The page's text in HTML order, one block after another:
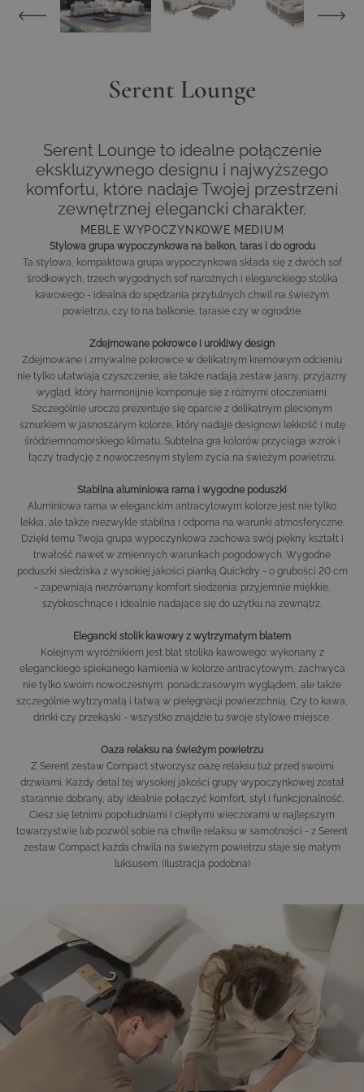
Serent Lounge
Serent Lounge to idealne połączenie
ekskluzywnego designu i najwyższego
komfortu, które nadaje Twojej przestrzeni
zewnętrznej elegancki charakter.
MEBLE WYPOCZYNKOWE MEDIUM
Stylowa grupa wypoczynkowa na balkon, taras i do ogrodu
Ta stylowa, kompaktowa grupa wypoczynkowa składa się z dwóch sof
środkowych, trzech wygodnych sof narożnych i eleganckiego stolika
kawowego - idealna do spędzania przytulnych chwil na świeżym
powietrzu, czy to na balkonie, tarasie czy w ogrodzie.
Zdejmowane pokrowce i urokliwy design
Zdejmowane i zmywalne pokrowce w delikatnym kremowym odcieniu
nie tylko ułatwiają czyszczenie, ale także nadają zestaw jasny, przyjazny
wygląd, który harmonijnie komponuje się z różnymi otoczeniami.
Szczególnie uroczo prezentuje się oparcie z delikatnym plecionym
sznurkiem w jasnoszarym kolorze, który nadaje designowi lekkość i nutę
śródziemnomorskiego klimatu. Subtelna gra kolorów przyciąga wzrok i
łączy tradycję z nowoczesnym stylem życia na świeżym powietrzu.
Stabilna aluminiowa rama i wygodne poduszki
Aluminiowa rama w eleganckim antracytowym kolorze jest nie tylko
lekka, ale także niezwykle stabilna i odporna na warunki atmosferyczne.
Dzięki temu Twoja grupa wypoczynkowa zachowa swój piękny kształt i
trwałość nawet w zmiennych warunkach pogodowych. Wygodne
poduszki siedziska z wysokiej jakości pianką Quickdry - o grubości 20 cm
- zapewniają niezrównany komfort siedzenia: przyjemnie miękkie,
szybkoschnące i idealnie nadające się do użytku na zewnątrz.
Elegancki stolik kawowy z wytrzymałym blatem
Kolejnym wyróżnikiem jest blat stolika kawowego: wykonany z
eleganckiego spiekanego kamienia w kolorze antracytowym, zachwyca
nie tylko swoim nowoczesnym, ponadczasowym wyglądem, ale także
szczególnie wytrzymałą i łatwą w pielęgnacji powierzchnią. Czy to kawa,
drinki czy przekąski - wszystko znajdzie tu swoje stylowe miejsce.
Oaza relaksu na świeżym powietrzu
Z Serent zestaw Compact stworzysz oazę relaksu tuż przed swoimi
drzwiami. Każdy detal tej wysokiej jakości grupy wypoczynkowej został
starannie dobrany, aby idealnie połączyć komfort, styl i funkcjonalność.
Ciesz się letnimi popołudniami i ciepłymi wieczorami w najlepszym
towarzystwie lub pozwól sobie na chwile relaksu w samotności - z Serent
zestaw Compact każda chwila na świeżym powietrzu staje się małym
luksusem. (Ilustracja podobna)